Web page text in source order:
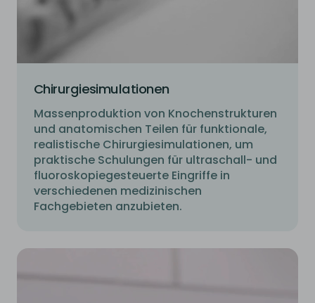
Chirurgiesimulationen
Massenproduktion von Knochenstrukturen
und anatomischen Teilen für funktionale,
realistische Chirurgiesimulationen, um
praktische Schulungen für ultraschall- und
fluoroskopiegesteuerte Eingriffe in
verschiedenen medizinischen
Fachgebieten anzubieten.